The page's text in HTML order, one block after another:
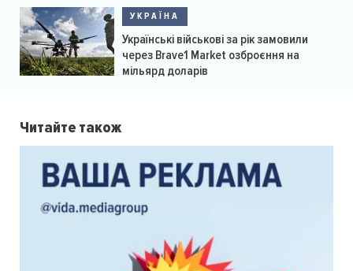
УКРАЇНА
Українські військові за рік замовили
через Brave1 Market озброєння на
мільярд доларів
Читайте також